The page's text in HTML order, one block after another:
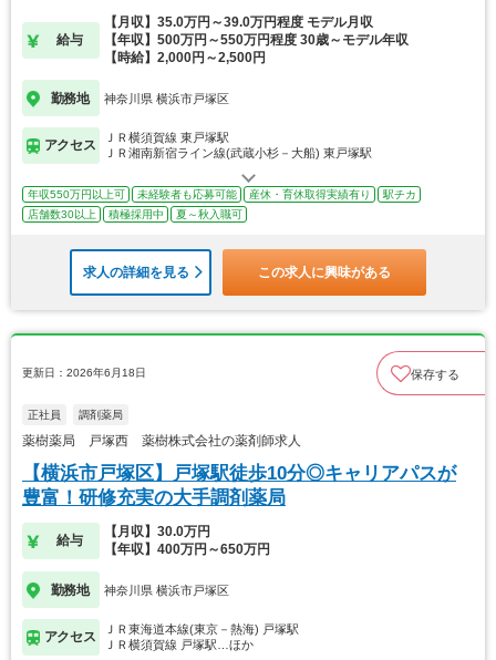
給与
【月収】35.0万円～39.0万円程度 モデル月収
【年収】500万円～550万円程度 30歳～モデル年収
【時給】2,000円～2,500円
勤務地 神奈川県 横浜市戸塚区
アクセス
ＪＲ横須賀線 東戸塚駅
ＪＲ湘南新宿ライン線(武蔵小杉－大船) 東戸塚駅
年収550万円以上可 未経験者も応募可能 産休・育休取得実績有り
駅チカ
店舗数30以上
積極採用中 夏～秋入職可
求人の詳細を見る この求人に興味がある
更新日：2026年6月18日 保存する
正社員 調剤薬局
薬樹薬局 戸塚西 薬樹株式会社の薬剤師求人
【横浜市戸塚区】戸塚駅徒歩10分◎キャリアパスが
豊富！研修充実の大手調剤薬局
給与
【月収】30.0万円
【年収】400万円～650万円
勤務地 神奈川県 横浜市戸塚区
アクセス
ＪＲ東海道本線(東京－熱海) 戸塚駅
ＪＲ横須賀線 戸塚駅…ほか